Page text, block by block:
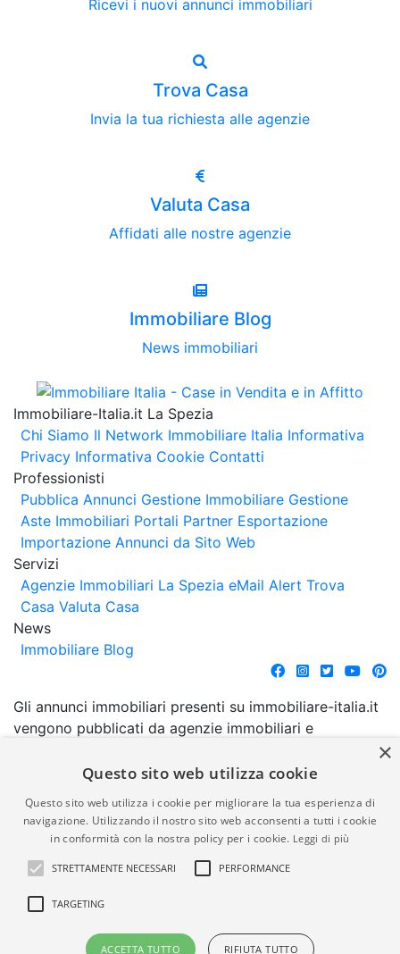
Ricevi i nuovi annunci immobiliari
Trova Casa
Invia la tua richiesta alle agenzie
Valuta Casa
Affidati alle nostre agenzie
Immobiliare Blog
News immobiliari
Immobiliare-Italia.it La Spezia
Chi Siamo Il Network Immobiliare Italia Informativa
Privacy Informativa Cookie Contatti
Professionisti
Pubblica Annunci Gestione Immobiliare Gestione
Aste Immobiliari Portali Partner Esportazione
Importazione Annunci da Sito Web
Servizi
Agenzie Immobiliari La Spezia eMail Alert Trova
Casa Valuta Casa
News
Immobiliare Blog
Gli annunci immobiliari presenti su immobiliare-italia.it
vengono pubblicati da agenzie immobiliari e
comporta l'approvazione o l'avallo da parte di
garanzia da parte di quest'ultima. immobiliare-italia.it
quindi non è responsabile della veridicità, della
correttezza, della completezza, della normativa in
materia di privacy e/o di alcun altro aspetto dei
suddetti annunci.
© Copyright 2007 - 2026
Powered by
×
Questo sito web utilizza cookie
Questo sito web utilizza i cookie per migliorare la tua esperienza di
navigazione. Utilizzando il nostro sito web acconsenti a tutti i cookie
in conformità con la nostra policy per i cookie. Leggi di più
STRETTAMENTE NECESSARI PERFORMANCE
TARGETING
ACCETTA TUTTO RIFIUTA TUTTO